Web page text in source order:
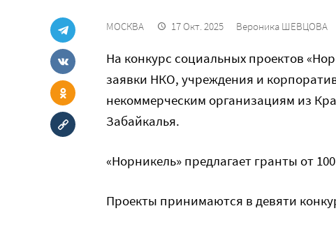
МОСКВА 17 Окт. 2025 Вероника ШЕВЦОВА
На конкурс социальных проектов
заявки НКО, учреждения и
некоммерческим организациям из
Забайкалья.
«Норникель» предлагает гранты от
Проекты принимаются в девяти